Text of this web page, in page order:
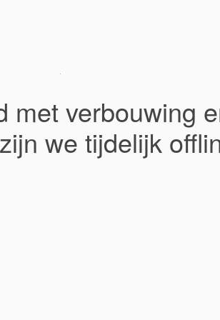
met verbouwing
we tijdelijk